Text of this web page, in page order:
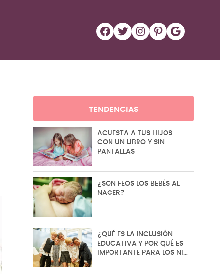
Facebook Twitter Instagram Pinterest Google
TENDENCIAS
ACUESTA A TUS HIJOS
CON UN LIBRO Y SIN
PANTALLAS
¿SON FEOS LOS BEBÉS AL
NACER?
¿QUÉ ES LA INCLUSIÓN
EDUCATIVA Y POR QUÉ ES
IMPORTANTE PARA LOS NI…